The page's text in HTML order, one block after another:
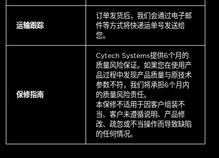
运输跟踪
订单发货后，我们会通过电子邮
件等方式将快递运单号发送给
您。
保修指南
Cytech Systems提供6个月的
质量风险保证。如果您在使用产
品过程中发现产品质量与原技术
参数不符，我们将承担6个月内
的质量风险责任。
本保修不适用于因客户组装不
当、客户未遵循说明、产品修
改、疏忽或不当操作而导致缺陷
的任何情况。